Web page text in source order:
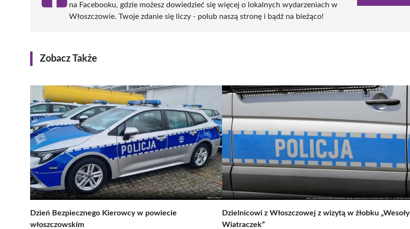
na Facebooku, gdzie możesz dowiedzieć się więcej o lokalnych wydarzeniach w
Włoszczowie. Twoje zdanie się liczy - polub naszą stronę i bądź na bieżąco!
Zobacz Także
Dzień Bezpiecznego Kierowcy w powiecie
włoszczowskim
Dzielnicowi z Włoszczowej z wizytą w żłobku „Wesoły
Wiatraczek”